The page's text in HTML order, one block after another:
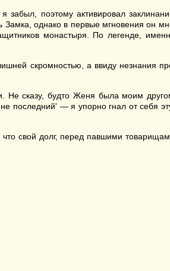
поэтому активировал
Замка, однако в первые мгновения
монастыря. По легенде,
скромностью, а ввиду незнания
сказу, будто Женя была моим
последний' — я упорно гнал от себя
свой долг, перед павшими